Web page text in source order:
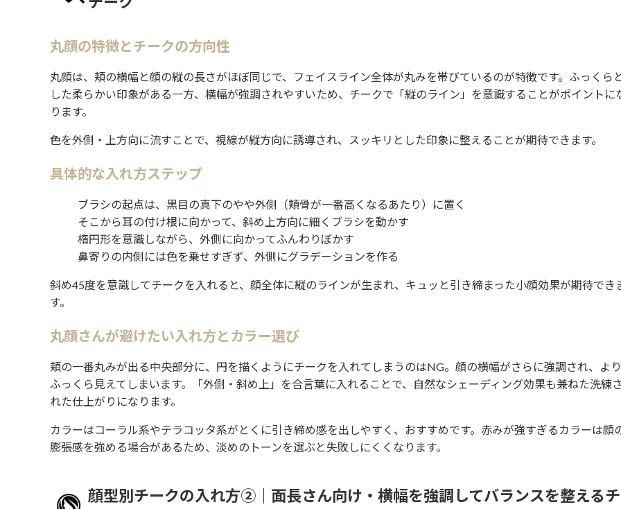
丸顔の特徴とチークの方向性
丸顔は、頬の横幅と顔の縦の長さがほぼ同じで、フェイスライン全体が丸みを帯びているのが特徴です。ふっくら
した柔らかい印象がある一方、横幅が強調されやすいため、チークで「縦のライン」を意識することがポイントに
ります。
色を外側・上方向に流すことで、視線が縦方向に誘導され、スッキリとした印象に整えることが期待できます。
具体的な入れ方ステップ
ブラシの起点は、黒目の真下のやや外側（頬骨が一番高くなるあたり）に置く
そこから耳の付け根に向かって、斜め上方向に細くブラシを動かす
楕円形を意識しながら、外側に向かってふんわりぼかす
鼻寄りの内側には色を乗せすぎず、外側にグラデーションを作る
斜め45度を意識してチークを入れると、顔全体に縦のラインが生まれ、キュッと引き締まった小顔効果が期待でき
す。
丸顔さんが避けたい入れ方とカラー選び
頬の一番丸みが出る中央部分に、円を描くようにチークを入れてしまうのはNG。顔の横幅がさらに強調され、より
ふっくら見えてしまいます。「外側・斜め上」を合言葉に入れることで、自然なシェーディング効果も兼ねた洗練
れた仕上がりになります。
カラーはコーラル系やテラコッタ系がとくに引き締め感を出しやすく、おすすめです。赤みが強すぎるカラーは顔
膨張感を強める場合があるため、淡めのトーンを選ぶと失敗しにくくなります。
顔型別チークの入れ方②｜面長さん向け・横幅を強調してバランスを整えるチ